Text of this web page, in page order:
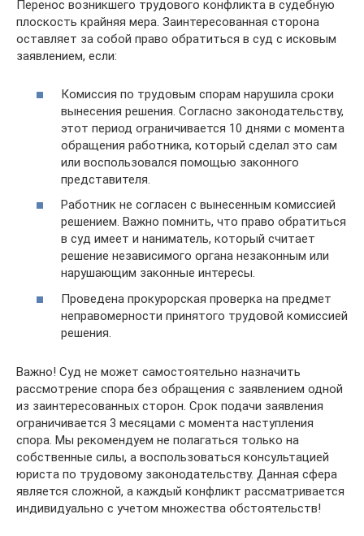
Перенос возникшего трудового конфликта в судебную
плоскость крайняя мера. Заинтересованная сторона
оставляет за собой право обратиться в суд с исковым
заявлением, если:
Комиссия по трудовым спорам нарушила сроки
вынесения решения. Согласно законодательству,
этот период ограничивается 10 днями с момента
обращения работника, который сделал это сам
или воспользовался помощью законного
представителя.
Работник не согласен с вынесенным комиссией
решением. Важно помнить, что право обратиться
в суд имеет и наниматель, который считает
решение независимого органа незаконным или
нарушающим законные интересы.
Проведена прокурорская проверка на предмет
неправомерности принятого трудовой комиссией
решения.
Важно! Суд не может самостоятельно назначить
рассмотрение спора без обращения с заявлением одной
из заинтересованных сторон. Срок подачи заявления
ограничивается 3 месяцами с момента наступления
спора. Мы рекомендуем не полагаться только на
собственные силы, а воспользоваться консультацией
юриста по трудовому законодательству. Данная сфера
является сложной, а каждый конфликт рассматривается
индивидуально с учетом множества обстоятельств!